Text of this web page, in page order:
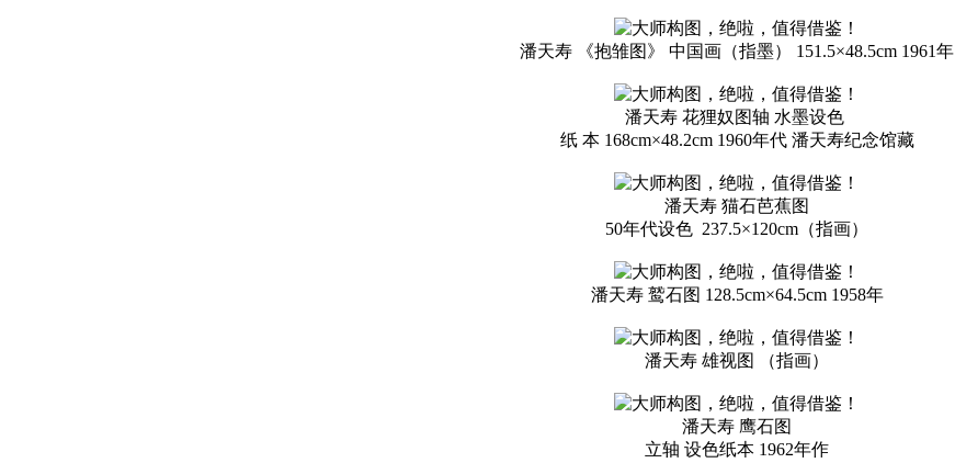
潘天寿 《抱雏图》 中国画（指墨） 151.5×48.5cm 1961年
潘天寿 花狸奴图轴 水墨设色
纸 本 168cm×48.2cm 1960年代 潘天寿纪念馆藏
潘天寿 猫石芭蕉图
50年代设色 237.5×120cm（指画）
潘天寿 鹫石图 128.5cm×64.5cm 1958年
潘天寿 雄视图 （指画）
潘天寿 鹰石图
立轴 设色纸本 1962年作